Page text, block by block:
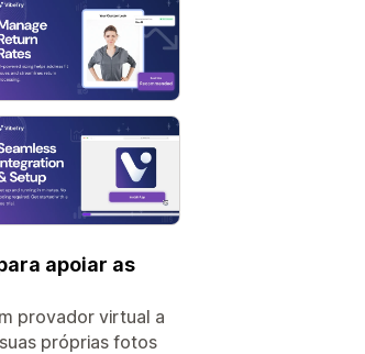
apoiar as
provador virtual a
próprias fotos